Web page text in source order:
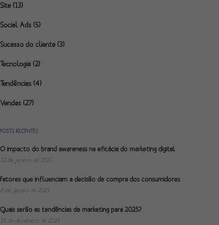
Site (13)
Social Ads (5)
Sucesso do cliente (3)
Tecnologia (2)
Tendências (4)
Vendas (27)
POSTS RECENTES
O impacto do brand awareness na eficácia do marketing digital
22 de janeiro de 2025
Fatores que influenciam a decisão de compra dos consumidores
8 de janeiro de 2025
Quais serão as tendências de marketing para 2025?
18 de dezembro de 2024